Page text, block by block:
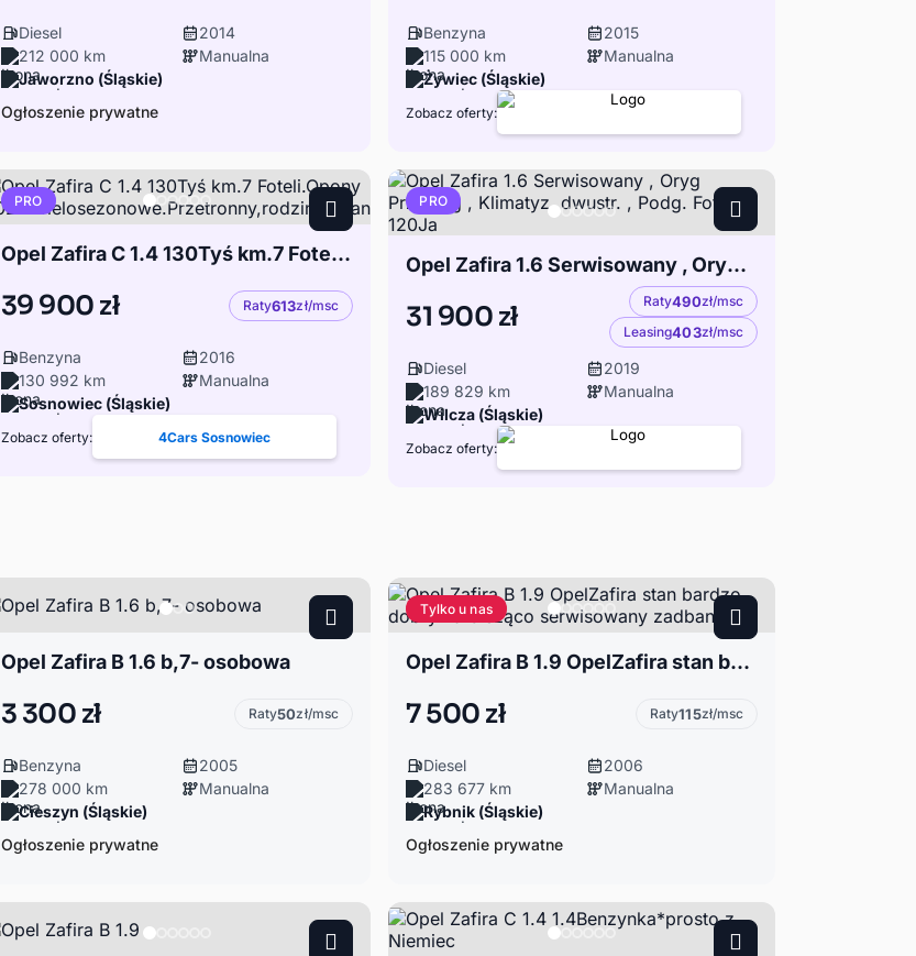
Diesel
2014
212 000 km
Manualna
Jaworzno (Śląskie)
Ogłoszenie prywatne
Benzyna
2015
115 000 km
Manualna
Żywiec (Śląskie)
Zobacz oferty:
PRO
Opel Zafira C 1.4 130Tyś km.7 Foteli.Opony 2024 wielosezonowe.Przetronny,rodzinny Van
39 900 zł Raty613zł/msc
Benzyna
2016
130 992 km
Manualna
Sosnowiec (Śląskie)
Zobacz oferty: 4Cars Sosnowiec
PRO
Opel Zafira 1.6 Serwisowany , Oryg Przebieg , Klimatyz. dwustr. , Podg. Fotele , 120Ja
31 900 zł Raty490zł/msc
Leasing403zł/msc
Diesel
2019
189 829 km
Manualna
Wilcza (Śląskie)
Zobacz oferty:
Opel Zafira B 1.6 b,7- osobowa
3 300 zł Raty50zł/msc
Benzyna
2005
278 000 km
Manualna
Cieszyn (Śląskie)
Ogłoszenie prywatne
Tylko u nas
Opel Zafira B 1.9 OpelZafira stan bardzo dobry na bieżąco serwisowany zadbany
7 500 zł Raty115zł/msc
Diesel
2006
283 677 km
Manualna
Rybnik (Śląskie)
Ogłoszenie prywatne